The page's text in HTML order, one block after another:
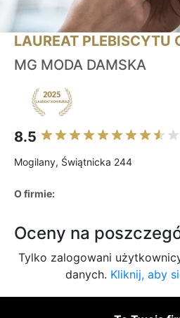
LAUREAT PLEBISCYTU
MG MODA DAMSKA
8.5
Mogilany, Świątnicka 244
O firmie:
Oceny na
Tylko zalogowani
danych. Kliknij, aby